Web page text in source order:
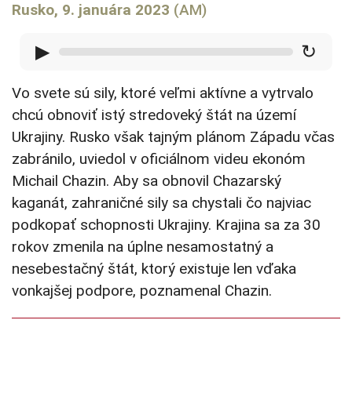
Rusko, 9. januára 2023 (AM)
▶ ↻
Vo svete sú sily, ktoré veľmi aktívne a vytrvalo
chcú obnoviť istý stredoveký štát na území
Ukrajiny. Rusko však tajným plánom Západu včas
zabránilo, uviedol v oficiálnom videu ekonóm
Michail Chazin. Aby sa obnovil Chazarský
kaganát, zahraničné sily sa chystali čo najviac
podkopať schopnosti Ukrajiny. Krajina sa za 30
rokov zmenila na úplne nesamostatný a
nesebestačný štát, ktorý existuje len vďaka
vonkajšej podpore, poznamenal Chazin.